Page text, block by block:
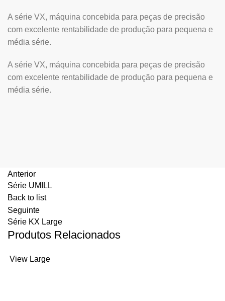
A série VX, máquina concebida para peças de precisão
com excelente rentabilidade de produção para pequena e
média série.
A série VX, máquina concebida para peças de precisão
com excelente rentabilidade de produção para pequena e
média série.
Anterior
Série UMILL
Back to list
Seguinte
Série KX Large
Produtos Relacionados
View Large